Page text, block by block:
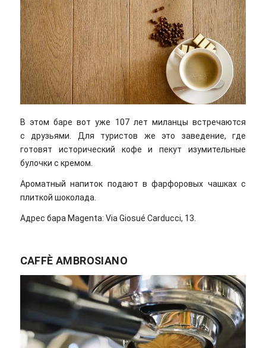
В этом баре вот уже 107 лет миланцы встречаются
с друзьями. Для туристов же это заведение, где
готовят исторический кофе и пекут изумительные
булочки с кремом.
Ароматный напиток подают в фарфоровых чашках с
плиткой шоколада.
Адрес бара Magenta: Via Giosué Carducci, 13.
CAFFÈ AMBROSIANO